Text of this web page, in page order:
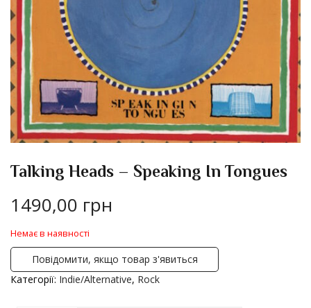
Talking Heads – Speaking In Tongues
1490,00 грн
Немає в наявності
Повідомити, якщо товар з'явиться
Категорії: Indie/Alternative, Rock